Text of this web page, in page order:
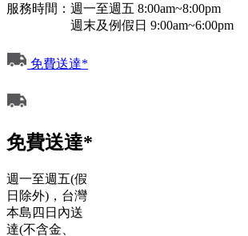
服務時間：週一至週五 8:00am~8:00pm
週末及例假日 9:00am~6:00pm
免費送達*
免費送達*
週一至週五(假
日除外)，台灣
本島四日內送
達(不含金、